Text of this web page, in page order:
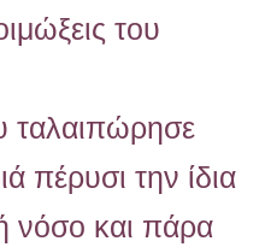
του
ταλαιπώρησε
πέρυσι την ίδια
νόσο και πάρα